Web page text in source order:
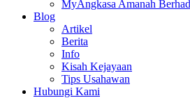
MyAngkasa Amanah Berhad
Blog
Artikel
Berita
Info
Kisah Kejayaan
Tips Usahawan
Hubungi Kami